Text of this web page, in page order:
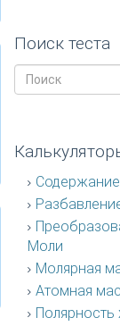
Поиск теста
Моли
Молярная
Атомная
Полярность